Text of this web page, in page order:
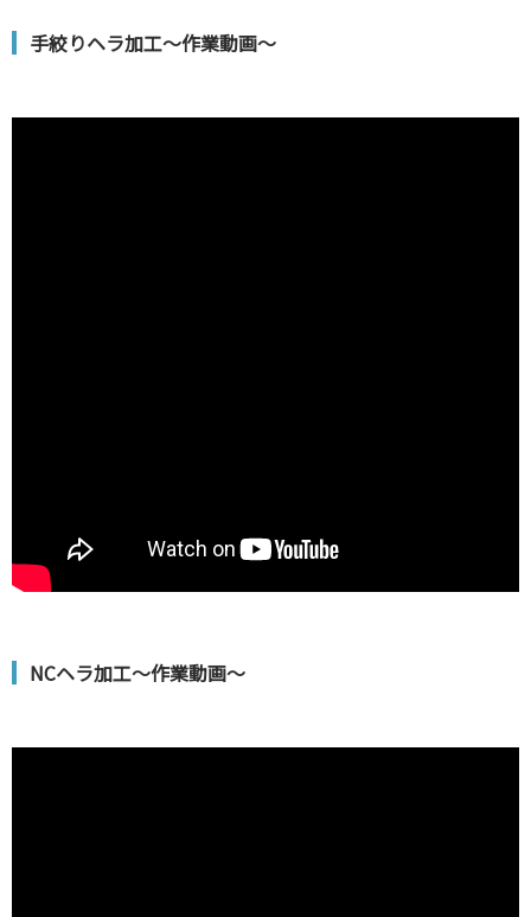
手絞りヘラ加工～作業動画～
NCヘラ加工～作業動画～